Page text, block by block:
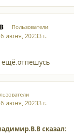
Пользователи
6 июня, 20233 г.
6 июня, 20233 г.
сказал: